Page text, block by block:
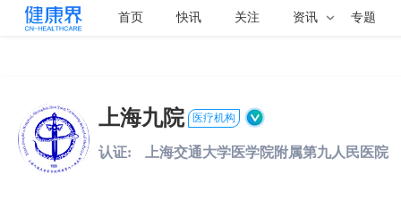
首页 快讯 关注 资讯 专题
上海九院 医疗机构
认证: 上海交通大学医学院附属第九人民医院